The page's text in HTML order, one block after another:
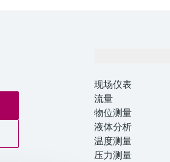
现场仪表
流量
物位测量
液体分析
温度测量
压力测量